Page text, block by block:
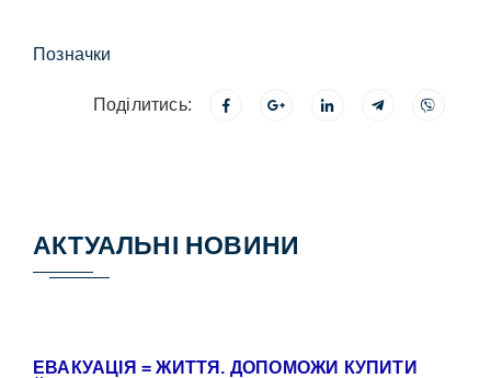
Позначки
Поділитись:
АКТУАЛЬНІ НОВИНИ
ЕВАКУАЦІЯ = ЖИТТЯ. ДОПОМОЖИ КУПИТИ